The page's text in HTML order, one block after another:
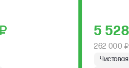
5
262 000₽